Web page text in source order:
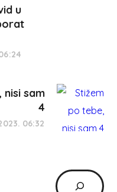
u
nisi sam
4
06:32